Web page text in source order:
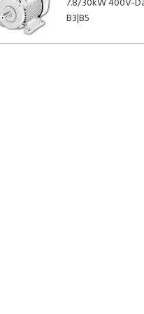
7.8/30kW 400V-
B3|B5